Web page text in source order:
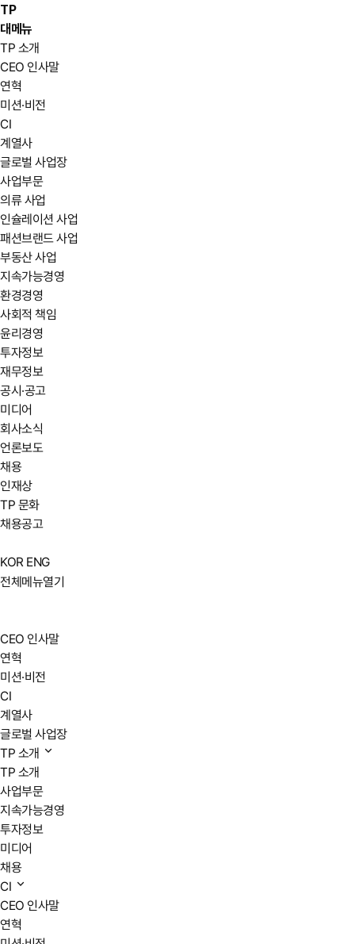
TP
대메뉴
TP 소개
CEO 인사말
연혁
미션·비전
CI
계열사
글로벌 사업장
사업부문
의류 사업
인슐레이션 사업
패션브랜드 사업
부동산 사업
지속가능경영
환경경영
사회적 책임
윤리경영
투자정보
재무정보
공시·공고
미디어
회사소식
언론보도
채용
인재상
TP 문화
채용공고
KOR ENG
전체메뉴열기
CEO 인사말
연혁
미션·비전
CI
계열사
글로벌 사업장
TP 소개
TP 소개
사업부문
지속가능경영
투자정보
미디어
채용
CI
CEO 인사말
연혁